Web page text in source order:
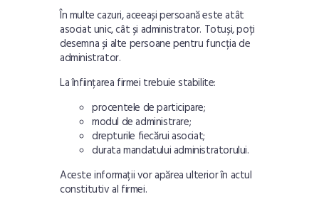
În multe cazuri, aceeași persoană este atât
asociat unic, cât și administrator. Totuși, poți
desemna și alte persoane pentru funcția de
administrator.
La înființarea firmei trebuie stabilite:
procentele de participare;
modul de administrare;
drepturile fiecărui asociat;
durata mandatului administratorului.
Aceste informații vor apărea ulterior în actul
constitutiv al firmei.